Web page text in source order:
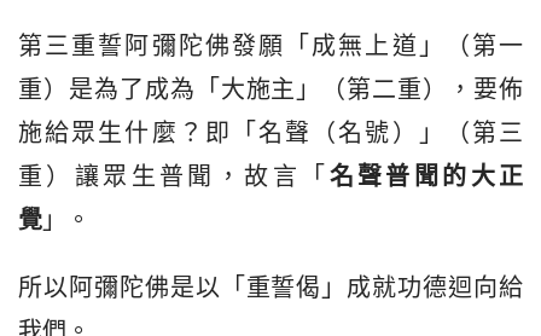
第三重誓阿彌陀佛發願「成無上道」（第一
重）是為了成為「大施主」（第二重），要佈
施給眾生什麼？即「名聲（名號）」（第三
重）讓眾生普聞，故言「 名聲普聞的大正
覺 」。
所以阿彌陀佛是以「重誓偈」成就功德迴向給